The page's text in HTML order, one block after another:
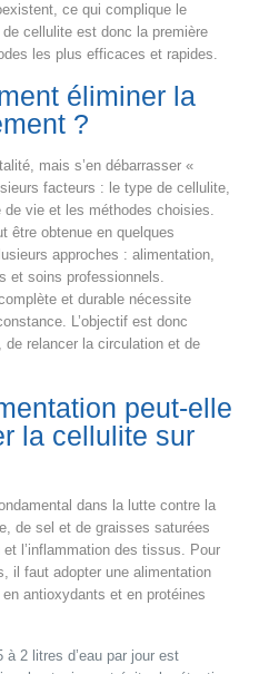
ce qui complique le
cellulite est donc la première
les plus efficaces et rapides.
éliminer la
?
mais s’en débarrasser «
facteurs : le type de cellulite,
vie et les méthodes choisies.
être obtenue en quelques
approches : alimentation,
et soins professionnels.
et durable nécessite
L’objectif est donc
de relancer la circulation et de
peut-elle
la cellulite sur
dans la lutte contre la
de sel et de graisses saturées
et l’inflammation des tissus. Pour
il faut adopter une alimentation
antioxydants et en protéines
à 2 litres d’eau par jour est